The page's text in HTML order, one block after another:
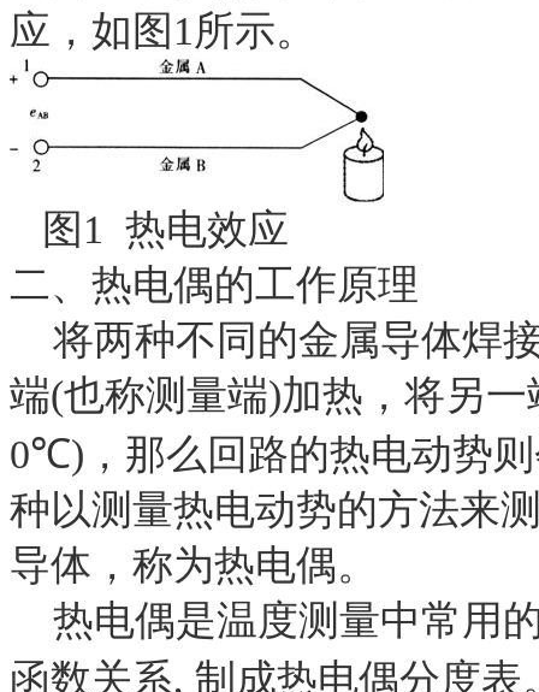
应，如图 1所示。
图 1 热电效应
二、热电偶的工作原理
将两种不同的金属导体焊
端(也称测量端)加热，将另一
0℃) ，那么回路的热电动势
种以测量热电动势的方法来
导体，称为热电偶。
热电偶是温度测量中常用
函数关系, 制成热电偶分度表